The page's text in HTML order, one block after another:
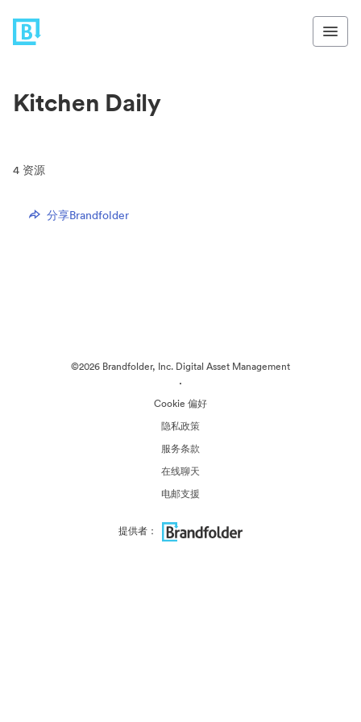
Kitchen Daily
4 资源
分享Brandfolder
©2026 Brandfolder, Inc. Digital Asset Management
·
Cookie 偏好
隐私政策
服务条款
在线聊天
电邮支援
提供者：